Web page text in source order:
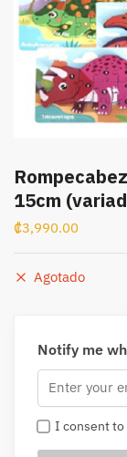
15cm
₡3,990.00
Agotado
Notify me
I consent to